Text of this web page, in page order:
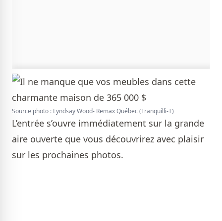
Source photo : Lyndsay Wood- Remax Québec (Tranquilli-T)
L’entrée s’ouvre immédiatement sur la grande
aire ouverte que vous découvrirez avec plaisir
sur les prochaines photos.